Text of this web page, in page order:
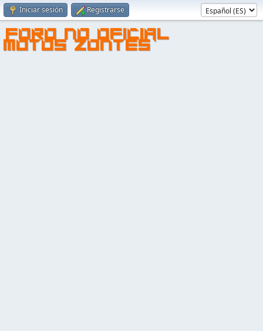
Iniciar sesión Registrarse
FORO NO OFICIAL
MOTOS ZONTES